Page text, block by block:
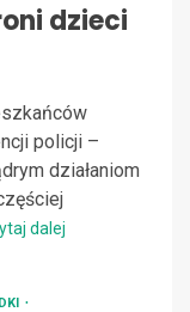
dzieci
policji –
działaniom
dalej